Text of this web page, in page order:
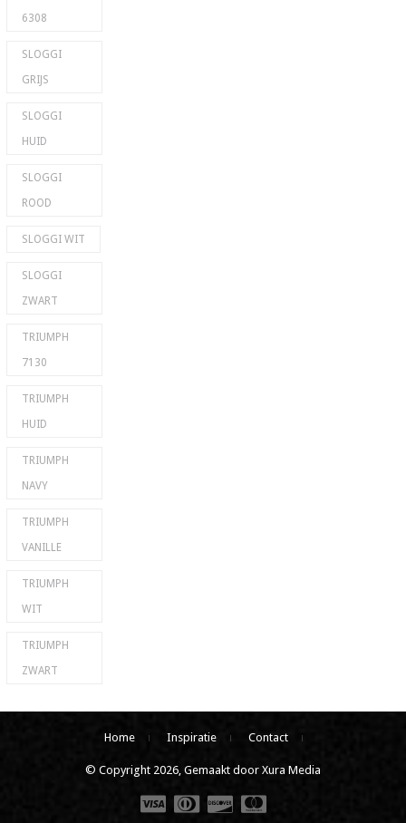
6308
SLOGGI
GRIJS
SLOGGI
HUID
SLOGGI
ROOD
SLOGGI WIT
SLOGGI
ZWART
TRIUMPH
7130
TRIUMPH
HUID
TRIUMPH
NAVY
TRIUMPH
VANILLE
TRIUMPH
WIT
TRIUMPH
ZWART
Home Inspiratie Contact
© Copyright 2026, Gemaakt door Xura Media